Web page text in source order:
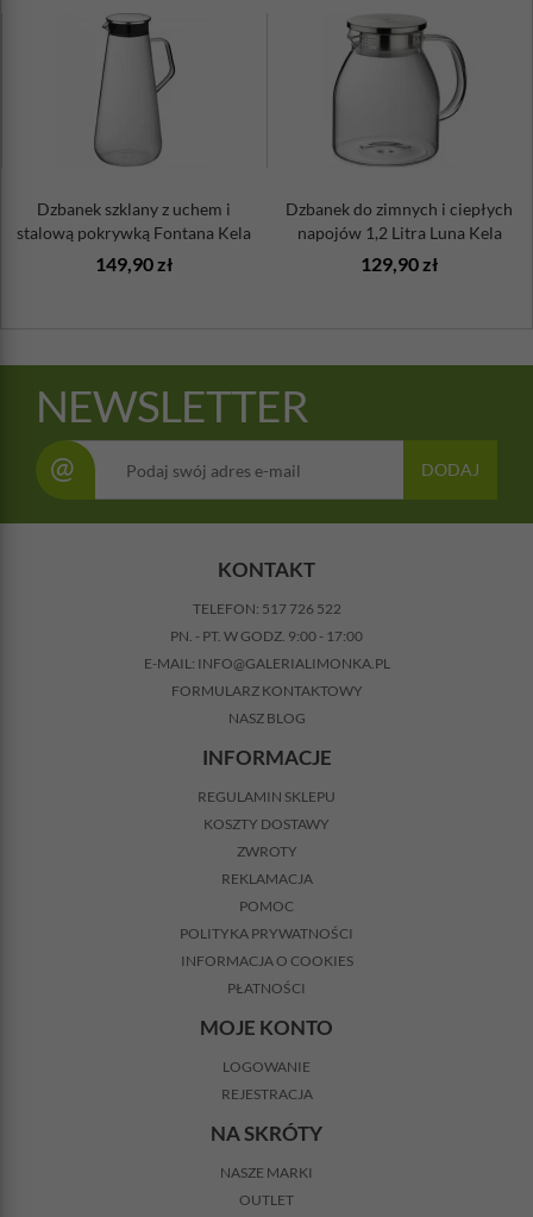
Dzbanek szklany z uchem i
stalową pokrywką Fontana Kela
1...
149,90 zł
Dzbanek do zimnych i ciepłych
napojów 1,2 Litra Luna Kela
129,90 zł
NEWSLETTER
@ DODAJ
KONTAKT
TELEFON: 517 726 522
PN. - PT. W GODZ. 9:00 - 17:00
E-MAIL: INFO@GALERIALIMONKA.PL
FORMULARZ KONTAKTOWY
NASZ BLOG
INFORMACJE
REGULAMIN SKLEPU
KOSZTY DOSTAWY
ZWROTY
REKLAMACJA
POMOC
POLITYKA PRYWATNOŚCI
INFORMACJA O COOKIES
PŁATNOŚCI
MOJE KONTO
LOGOWANIE
REJESTRACJA
NA SKRÓTY
NASZE MARKI
OUTLET